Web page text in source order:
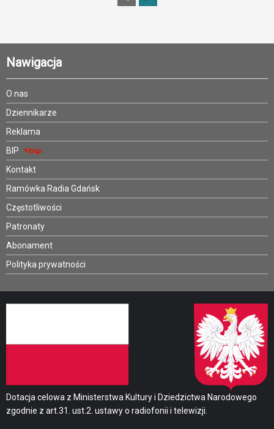
Nawigacja
O nas
Dziennikarze
Reklama
BIP
Kontakt
Ramówka Radia Gdańsk
Częstotliwości
Patronaty
Abonament
Polityka prywatności
Dotacja celowa z Ministerstwa Kultury i Dziedzictwa Narodowego
zgodnie z art.31. ust.2. ustawy o radiofonii i telewizji.